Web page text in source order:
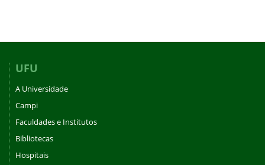
UFU
A Universidade
Campi
Faculdades e Institutos
Bibliotecas
Hospitais